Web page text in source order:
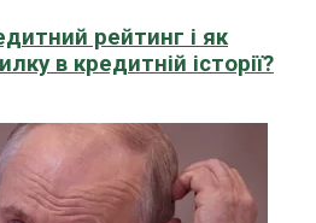
рейтинг і як
в кредитній історії?